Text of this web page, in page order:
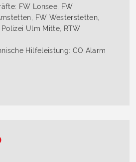
FW Lonsee, FW
FW Westerstetten,
Ulm Mitte, RTW
Hilfeleistung: CO Alarm